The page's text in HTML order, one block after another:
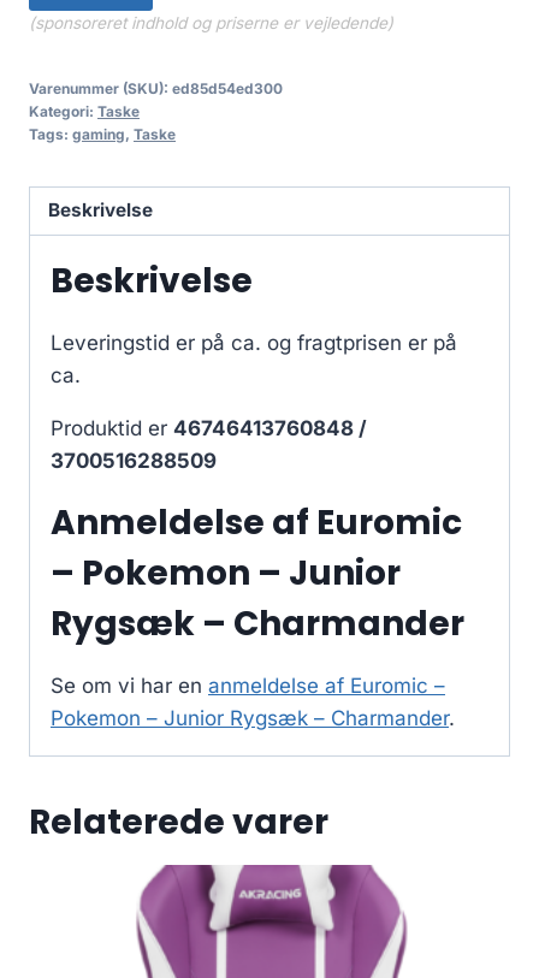
(sponsoreret indhold og priserne er vejledende)
Varenummer (SKU): ed85d54ed300
Kategori: Taske
Tags: gaming, Taske
Beskrivelse
Beskrivelse
Leveringstid er på ca. og fragtprisen er på
ca.
Produktid er 46746413760848 /
3700516288509
Anmeldelse af Euromic
– Pokemon – Junior
Rygsæk – Charmander
Se om vi har en anmeldelse af Euromic –
Pokemon – Junior Rygsæk – Charmander.
Relaterede varer